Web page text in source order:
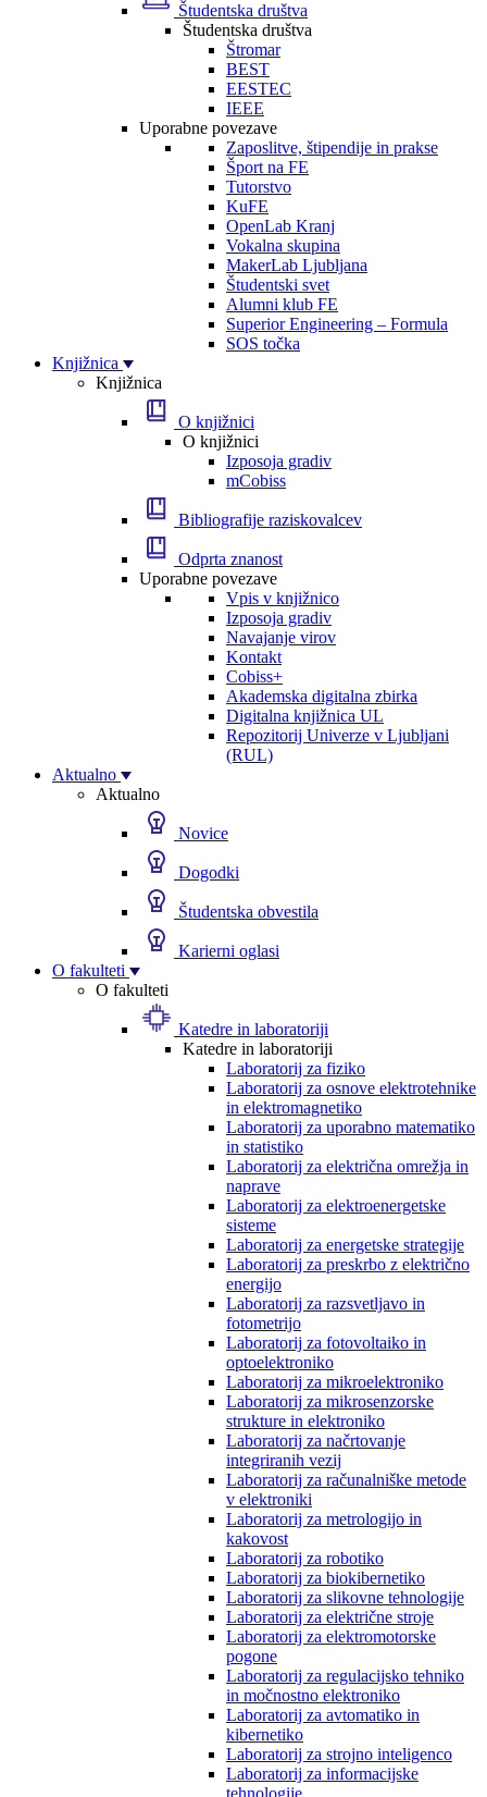
Študentska društva
Študentska društva
Štromar
BEST
EESTEC
IEEE
Uporabne povezave
Zaposlitve, štipendije in prakse
Šport na FE
Tutorstvo
KuFE
OpenLab Kranj
Vokalna skupina
MakerLab Ljubljana
Študentski svet
Alumni klub FE
Superior Engineering – Formula
SOS točka
Knjižnica
Knjižnica
O knjižnici
O knjižnici
Izposoja gradiv
mCobiss
Bibliografije raziskovalcev
Odprta znanost
Uporabne povezave
Vpis v knjižnico
Izposoja gradiv
Navajanje virov
Kontakt
Cobiss+
Akademska digitalna zbirka
Digitalna knjižnica UL
Repozitorij Univerze v Ljubljani
(RUL)
Aktualno
Aktualno
Novice
Dogodki
Študentska obvestila
Karierni oglasi
O fakulteti
O fakulteti
Katedre in laboratoriji
Katedre in laboratoriji
Laboratorij za fiziko
Laboratorij za osnove elektrotehnike
in elektromagnetiko
Laboratorij za uporabno matematiko
in statistiko
Laboratorij za električna omrežja in
naprave
Laboratorij za elektroenergetske
sisteme
Laboratorij za energetske strategije
Laboratorij za preskrbo z električno
energijo
Laboratorij za razsvetljavo in
fotometrijo
Laboratorij za fotovoltaiko in
optoelektroniko
Laboratorij za mikroelektroniko
Laboratorij za mikrosenzorske
strukture in elektroniko
Laboratorij za načrtovanje
integriranih vezij
Laboratorij za računalniške metode
v elektroniki
Laboratorij za metrologijo in
kakovost
Laboratorij za robotiko
Laboratorij za biokibernetiko
Laboratorij za slikovne tehnologije
Laboratorij za električne stroje
Laboratorij za elektromotorske
pogone
Laboratorij za regulacijsko tehniko
in močnostno elektroniko
Laboratorij za avtomatiko in
kibernetiko
Laboratorij za strojno inteligenco
Laboratorij za informacijske
tehnologije